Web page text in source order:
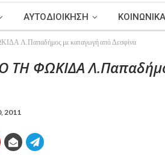
ΑΥΤΟΔΙΟΙΚΗΣΗ ΚΟΙΝΩΝΙΚΑ
με καταγωγή από Δεσφίνα
ΦΩΚΙΔΑ
2011